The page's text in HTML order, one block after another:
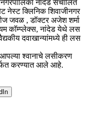
नांदेड संचालित
नेस्ट क्लिनिक शिवाजीनगर
जवळ , डॉक्टर अजेश शर्मा
कॉम्प्लेक्स, नांदेड येथे लस
दवाखान्यांमध्ये ही लस
आपल्या श्वानाचे लसीकरण
करण्यात आले आहे.